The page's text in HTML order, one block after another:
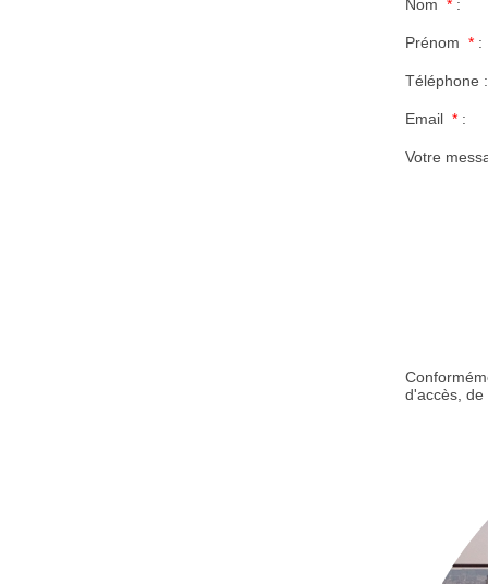
Nom * :
Prénom * :
Téléphone :
Email * :
Votre
d'accès, de